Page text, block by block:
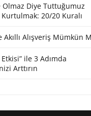
Olmaz Diye Tuttuğumuz
20/20 Kuralı
Alışveriş Mümkün
ile 3 Adımda
Arttırın